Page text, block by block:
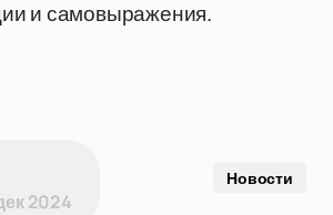
и самовыражения.
2024
Новости